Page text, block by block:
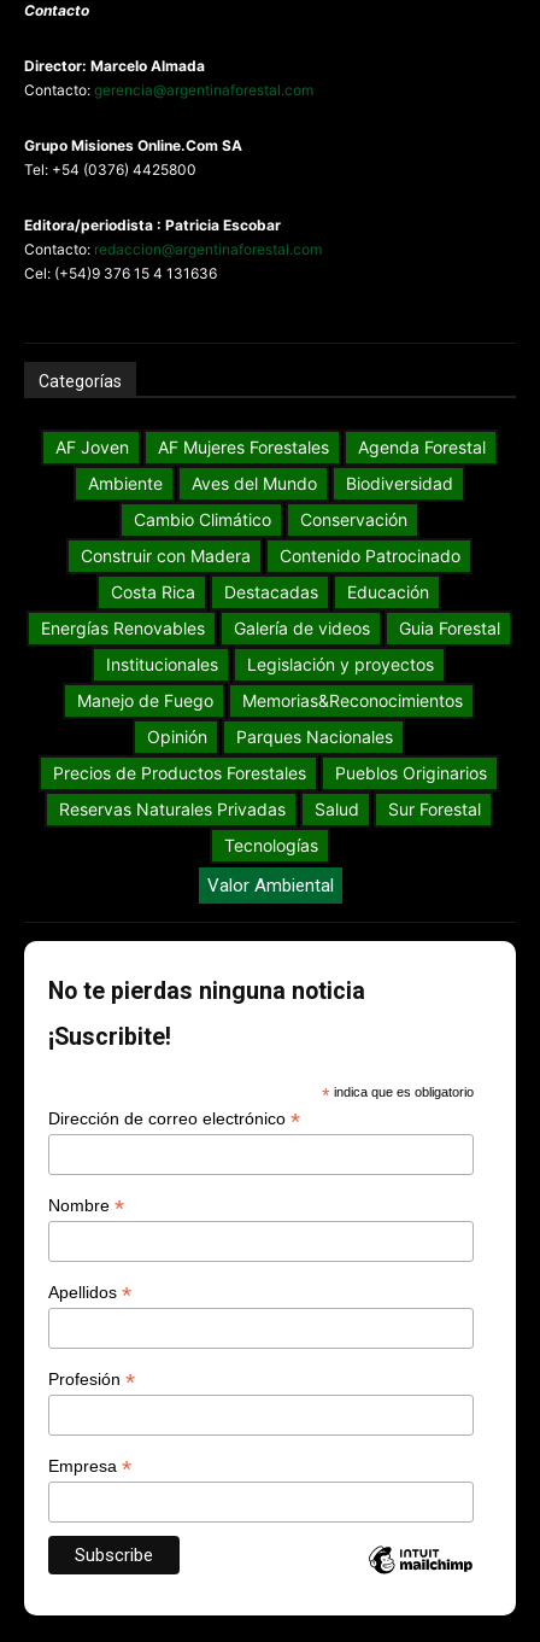
Contacto
Director: Marcelo Almada
Contacto: gerencia@argentinaforestal.com
Grupo Misiones Online.Com SA
Tel: +54 (0376) 4425800
Editora/periodista : Patricia Escobar
Contacto: redaccion@argentinaforestal.com
Cel: (+54)9 376 15 4 131636
Categorías
AF Joven AF Mujeres Forestales
Agenda Forestal
Ambiente
Aves del Mundo
Biodiversidad
Cambio Climático
Conservación
Construir con Madera
Contenido Patrocinado
Costa Rica
Destacadas
Educación
Energías Renovables
Galería de videos
Guia Forestal
Institucionales
Legislación y proyectos
Manejo de Fuego
Memorias&Reconocimientos
Opinión
Parques Nacionales
Precios de Productos Forestales
Pueblos Originarios
Reservas Naturales Privadas
Salud
Sur Forestal
Tecnologías
Valor Ambiental
No te pierdas ninguna noticia
¡Suscribite!
* indica que es obligatorio
Dirección de correo electrónico *
Nombre *
Apellidos *
Profesión *
Empresa *